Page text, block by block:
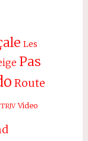
Les
Pas
Route
TRJV Video